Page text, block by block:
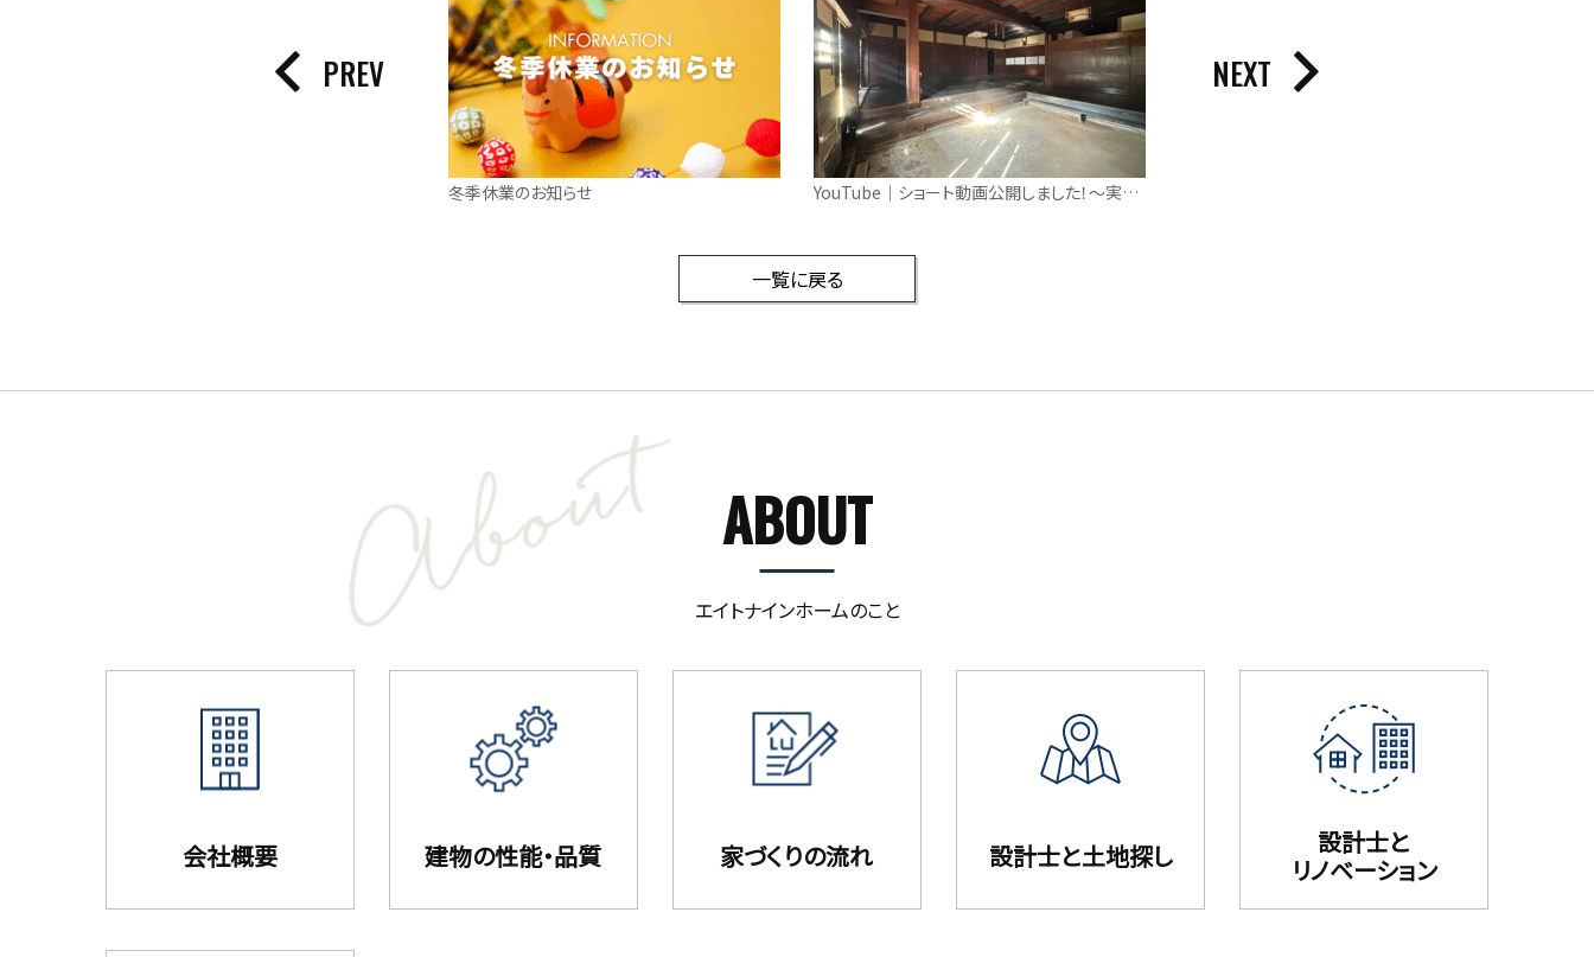
冬季休業のお知らせ
PREV
YouTube｜ショート動画公開しました！〜実はすごい！古民家につかわれている材料
NEXT
一覧に戻る
ABOUT
エイトナインホームのこと
会社概要 建物の性能・品質 家づくりの流れ 設計⼠と⼟地探し
設計士と
リノベーション